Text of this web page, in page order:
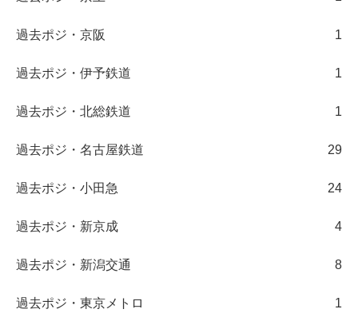
過去ポジ・京阪 1
過去ポジ・伊予鉄道 1
過去ポジ・北総鉄道 1
過去ポジ・名古屋鉄道 29
過去ポジ・小田急 24
過去ポジ・新京成 4
過去ポジ・新潟交通 8
過去ポジ・東京メトロ 1